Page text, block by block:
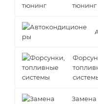
тюнинг
Замена